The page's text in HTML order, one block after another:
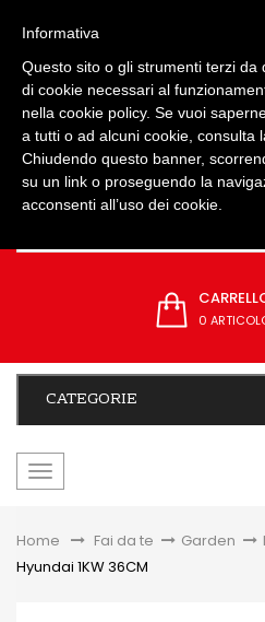
0
CATEGORIE
navigazione
Home &gt;Fai da te > Garden >
Hyundai 1KW 36CM
Informativa
Questo sito o gli strumenti terzi da
di cookie necessari al
nella cookie policy. Se vuoi
a tutti o ad alcuni cookie, consulta
Chiudendo questo banner,
su un link o proseguendo la
acconsenti all’uso dei cookie.